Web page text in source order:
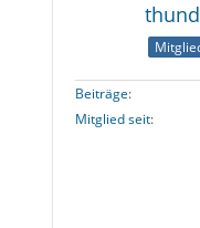
Beiträge
Mitglied seit